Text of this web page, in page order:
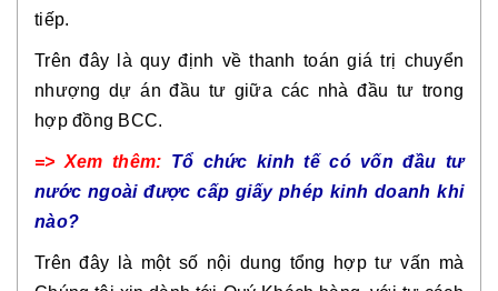
tiếp.
Trên đây là quy định về thanh toán giá trị chuyển
nhượng dự án đầu tư giữa các nhà đầu tư trong
hợp đồng BCC.
=> Xem thêm: Tổ chức kinh tế có vốn đầu tư
nước ngoài được cấp giấy phép kinh doanh khi
nào?
Trên đây là một số nội dung tổng hợp tư vấn mà